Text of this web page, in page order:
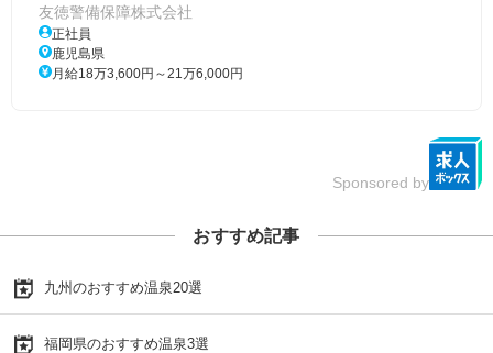
友徳警備保障株式会社
正社員
鹿児島県
月給18万3,600円～21万6,000円
Sponsored by
おすすめ記事
九州のおすすめ温泉20選
福岡県のおすすめ温泉3選